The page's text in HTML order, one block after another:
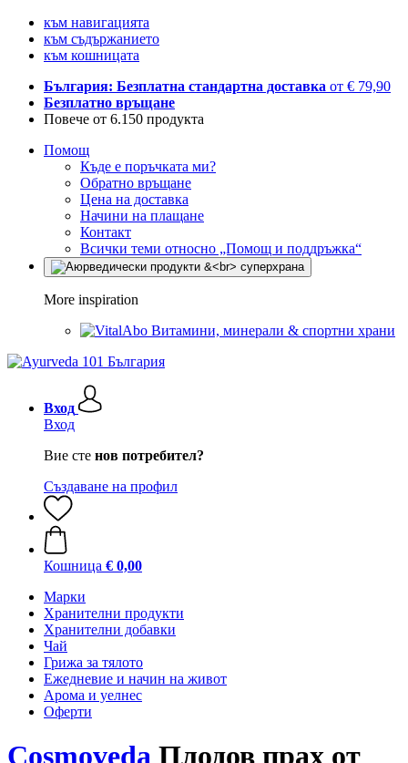
към навигацията
към съдържанието
към кошницата
България: Безплатна стандартна доставка от € 79,90
Безплатно връщане
Повече от 6.150 продукта
Помощ
Къде е поръчката ми?
Обратно връщане
Цена на доставка
Начини на плащане
Контакт
Всички теми относно „Помощ и поддръжка“
More inspiration
Витамини, минерали & спортни храни
Вход
Вход
Вие сте нов потребител?
Създаване на профил
Кошница € 0,00
Марки
Хранителни продукти
Хранителни добавки
Чай
Грижа за тялото
Ежедневие и начин на живот
Арома и уелнес
Оферти
Cosmoveda Плодов прах от